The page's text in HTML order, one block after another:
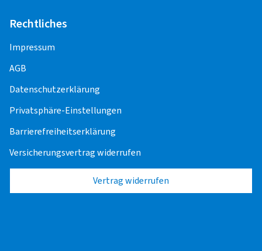
Rechtliches
Impressum
AGB
Datenschutzerklärung
Privatsphäre-Einstellungen
Barrierefreiheitserklärung
Versicherungsvertrag widerrufen
Vertrag widerrufen